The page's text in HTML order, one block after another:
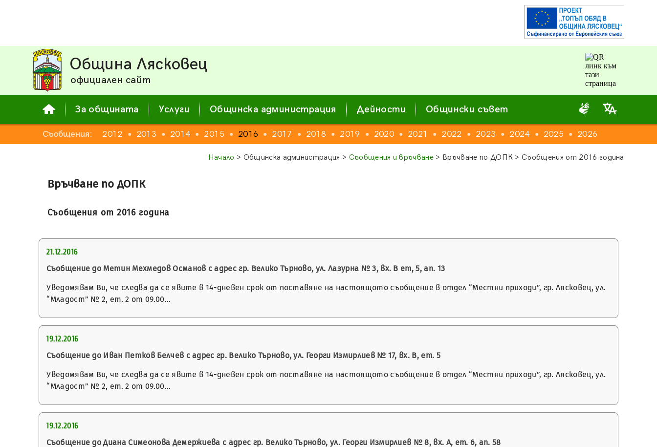
Община Лясковец
официален сайт
За общината Услуги Общинска администрация Дейности Общински съвет
Съобщения: 2012 ● 2013 ● 2014 ● 2015 ● 2016 ● 2017 ● 2018 ● 2019 ● 2020 ● 2021 ● 2022 ● 2023 ● 2024 ● 2025 ● 2026
Начало > Общинска администрация > Съобщения и връчване > Връчване по ДОПК > Съобщения от 2016 година
Връчване по ДОПК
Съобщения от 2016 година
21.12.2016
Съобщение до Метин Мехмедов Османов с адрес гр. Велико Търново, ул. Лазурна № 3, вх. В ет, 5, ап. 13
Уведомявам Ви, че следва да се явите в 14-дневен срок от поставяне на настоящото съобщение в отдел “Местни приходи”, гр. Лясковец, ул.
“Младост” № 2, ет. 2 от 09.00…
19.12.2016
Съобщение до Иван Петков Белчев с адрес гр. Велико Търново, ул. Георги Измирлиев № 17, вх. В, ет. 5
Уведомявам Ви, че следва да се явите в 14-дневен срок от поставяне на настоящото съобщение в отдел “Местни приходи”, гр. Лясковец, ул.
“Младост” № 2, ет. 2 от 09.00…
19.12.2016
Съобщение до Диана Симеонова Демержиева с адрес гр. Велико Търново, ул. Георги Измирлиев № 8, вх. А, ет. 6, ап. 58